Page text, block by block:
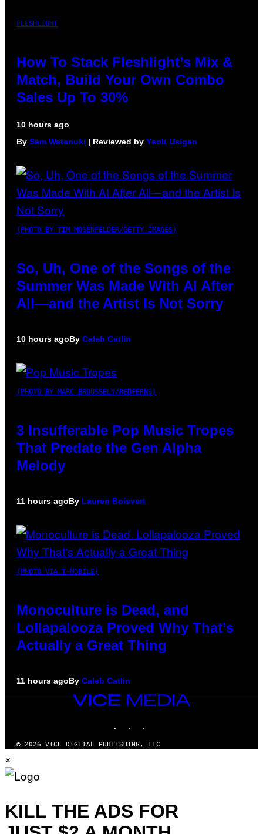
FLESHLIGHT
How To Stack Fleshlight’s Mix &
Match, Build Your Own Combo
Sales Up To 30%
10 hours ago
By Sam Watanuki | Reviewed by Ysolt Usigan
(PHOTO BY TIM MOSENFELDER/GETTY IMAGES)
So, Uh, One of the Songs of the
Summer Was Made With AI After
All—and the Artist Is Not Sorry
10 hours agoBy Caleb Catlin
(PHOTO BY MARC BROUSSELY/REDFERNS)
3 Insufferable Pop Music Tropes
That Predate the Gen Alpha
Melody
11 hours agoBy Lauren Boisvert
(PHOTO VIA T-MOBILE)
Monoculture is Dead, and
Lollapalooza Proved Why That’s
Actually a Great Thing
11 hours agoBy Caleb Catlin
VICE
© 2026 VICE DIGITAL PUBLISHING, LLC
×
KILL THE ADS FOR